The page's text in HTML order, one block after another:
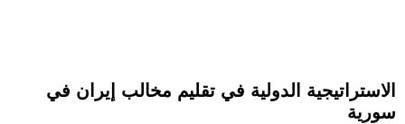
الاستراتيجية الدولية في تقليم مخالب إيران في
سورية